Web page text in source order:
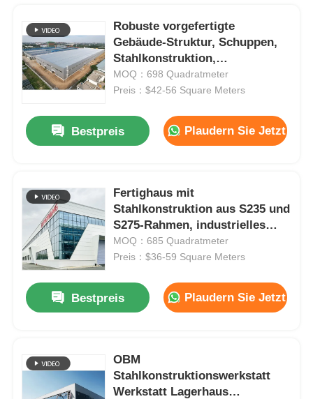
Robuste vorgefertigte
Gebäude-Struktur, Schuppen,
Stahlkonstruktion,
Windwiderstand
MOQ：698 Quadratmeter
Preis：$42-56 Square Meters
Bestpreis Plaudern Sie Jetzt
Fertighaus mit
Stahlkonstruktion aus S235 und
S275-Rahmen, industrielles
Lagergebäude
MOQ：685 Quadratmeter
Preis：$36-59 Square Meters
Bestpreis Plaudern Sie Jetzt
OBM
Stahlkonstruktionswerkstatt
Werkstatt Lagerhaus